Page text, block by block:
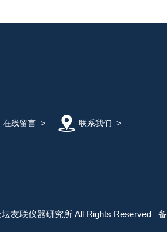
在线留言> 联系我们 >
友联仪器研究所 All Rights Reserved